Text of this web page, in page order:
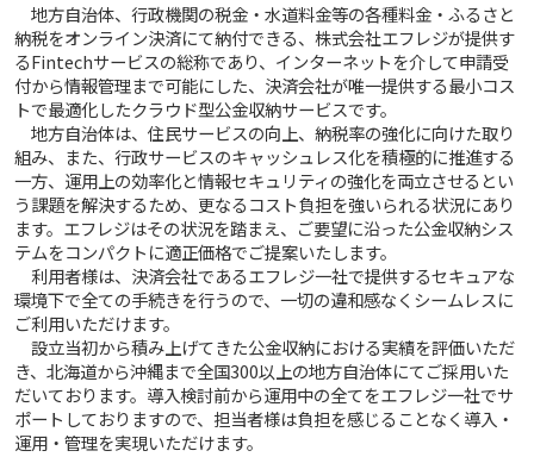
地方自治体、行政機関の税金・水道料金等の各種料金・ふるさと
納税をオンライン決済にて納付できる、株式会社エフレジが提供す
るFintechサービスの総称であり、インターネットを介して申請受
付から情報管理まで可能にした、決済会社が唯一提供する最小コス
トで最適化したクラウド型公金収納サービスです。
地方自治体は、住民サービスの向上、納税率の強化に向けた取り
組み、また、行政サービスのキャッシュレス化を積極的に推進する
一方、運用上の効率化と情報セキュリティの強化を両立させるとい
う課題を解決するため、更なるコスト負担を強いられる状況にあり
ます。エフレジはその状況を踏まえ、ご要望に沿った公金収納シス
テムをコンパクトに適正価格でご提案いたします。
利用者様は、決済会社であるエフレジ一社で提供するセキュアな
環境下で全ての手続きを行うので、一切の違和感なくシームレスに
ご利用いただけます。
設立当初から積み上げてきた公金収納における実績を評価いただ
き、北海道から沖縄まで全国300以上の地方自治体にてご採用いた
だいております。導入検討前から運用中の全てをエフレジ一社でサ
ポートしておりますので、担当者様は負担を感じることなく導入・
運用・管理を実現いただけます。